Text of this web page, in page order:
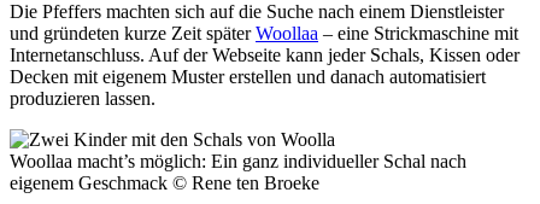
Die Pfeffers machten sich auf die Suche nach einem Dienstleister
und gründeten kurze Zeit späterWoollaa – eine Strickmaschine mit
Internetanschluss. Auf der Webseite kann jeder Schals, Kissen oder
Decken mit eigenem Muster erstellen und danach automatisiert
produzieren lassen.
Woollaa macht’s möglich: Ein ganz individueller Schal nach
eigenem Geschmack © Rene ten Broeke